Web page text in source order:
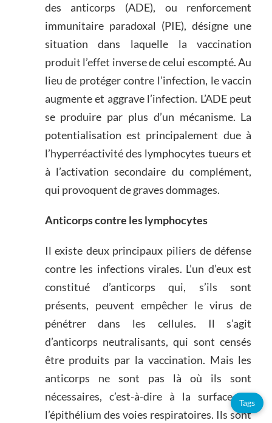
des anticorps (ADE), ou renforcement
immunitaire paradoxal (PIE), désigne une
situation dans laquelle la vaccination
produit l’effet inverse de celui escompté. Au
lieu de protéger contre l’infection, le vaccin
augmente et aggrave l’infection. L’ADE peut
se produire par plus d’un mécanisme. La
potentialisation est principalement due à
l’hyperréactivité des lymphocytes tueurs et
à l’activation secondaire du complément,
qui provoquent de graves dommages.
Anticorps contre les lymphocytes
Il existe deux principaux piliers de défense
contre les infections virales. L’un d’eux est
constitué d’anticorps qui, s’ils sont
présents, peuvent empêcher le virus de
pénétrer dans les cellules. Il s’agit
d’anticorps neutralisants, qui sont censés
être produits par la vaccination. Mais les
anticorps ne sont pas là où ils sont
nécessaires, c’est-à-dire à la surface de
l’épithélium des voies respiratoires. Ils sont
Tags